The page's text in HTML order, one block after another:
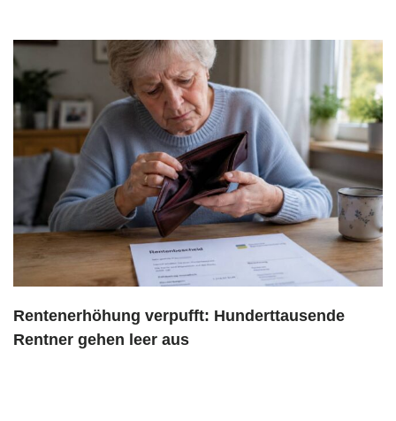
Rentenerhöhung verpufft: Hunderttausende
Rentner gehen leer aus